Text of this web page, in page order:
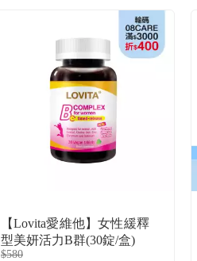
【Lovita愛維他】女性緩釋
型美妍活力B群(30錠/盒)
$580